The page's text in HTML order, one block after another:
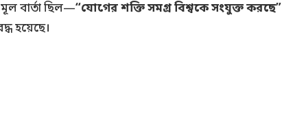
বার্তা ছিল—“যোগের শক্তি সমগ্র বিশ্বকে সংযুক্ত করছে”
হয়েছে।